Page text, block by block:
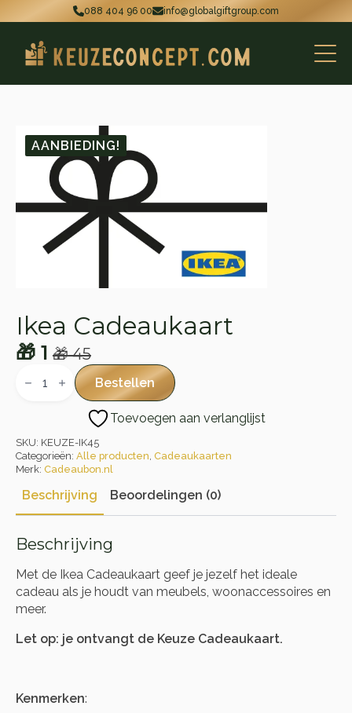
088 404 96 00 info@globalgiftgroup.com
AANBIEDING!
Ikea Cadeaukaart
🎁45
Oorspronkelijke
prijs
🎁 45.
🎁 1
Huidige
prijs
🎁 1.
Cadeaukaart Bestellen
Toevoegen aan verlanglijst
SKU: KEUZE-IK45
Categorieën: Alle producten, Cadeaukaarten
Merk: Cadeaubon.nl
Beschrijving Beoordelingen (0)
Beschrijving
Met de Ikea Cadeaukaart geef je jezelf het ideale
cadeau als je houdt van meubels, woonaccessoires en
meer.
Let op: je ontvangt de Keuze Cadeaukaart.
Kenmerken: